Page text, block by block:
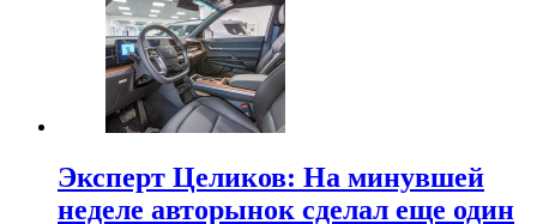
Эксперт Целиков: На минувшей
неделе авторынок сделал еще один